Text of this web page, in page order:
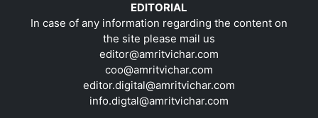
EDITORIAL
In case of any information regarding the content on
the site please mail us
editor@amritvichar.com
coo@amritvichar.com
editor.digital@amritvichar.com
info.digtal@amritvichar.com